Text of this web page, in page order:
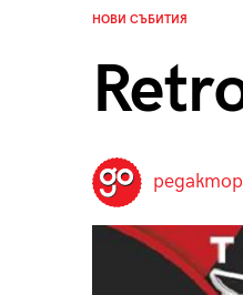
НОВИ СЪБИТИЯ